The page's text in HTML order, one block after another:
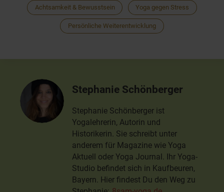
Achtsamkeit & Bewusstsein Yoga gegen Stress
Persönliche Weiterentwicklung
Stephanie Schönberger
Stephanie Schönberger ist
Yogalehrerin, Autorin und
Historikerin. Sie schreibt unter
anderem für Magazine wie Yoga
Aktuell oder Yoga Journal. Ihr Yoga-
Studio befindet sich in Kaufbeuren,
Bayern. Hier findest Du den Weg zu